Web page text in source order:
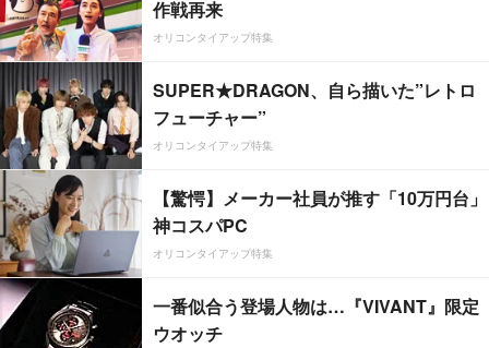
作戦再来
オリコンタイアップ特集
SUPER★DRAGON、自ら描いた”レトロ
フューチャー”
オリコンタイアップ特集
【驚愕】メーカー社員が推す「10万円台」
神コスパPC
オリコンタイアップ特集
一番似合う登場人物は…『VIVANT』限定
ウオッチ